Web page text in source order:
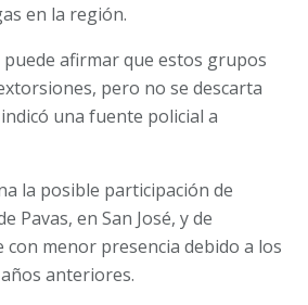
en la región.
afirmar que estos grupos
pero no se descarta
una fuente policial a
la posible participación de
Pavas, en San José, y de
con menor presencia debido a los
anteriores.